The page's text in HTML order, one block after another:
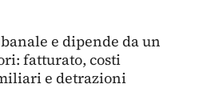
e dipende da un
fatturato, costi
e detrazioni